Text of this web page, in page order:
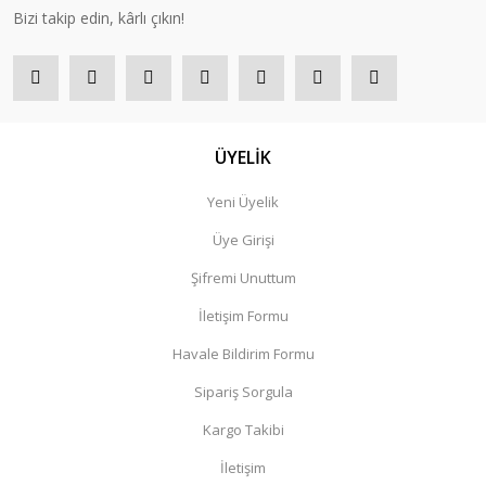
Bizi takip edin, kârlı çıkın!
ÜYELİK
Yeni Üyelik
Üye Girişi
Şifremi Unuttum
İletişim Formu
Havale Bildirim Formu
Sipariş Sorgula
Kargo Takibi
İletişim